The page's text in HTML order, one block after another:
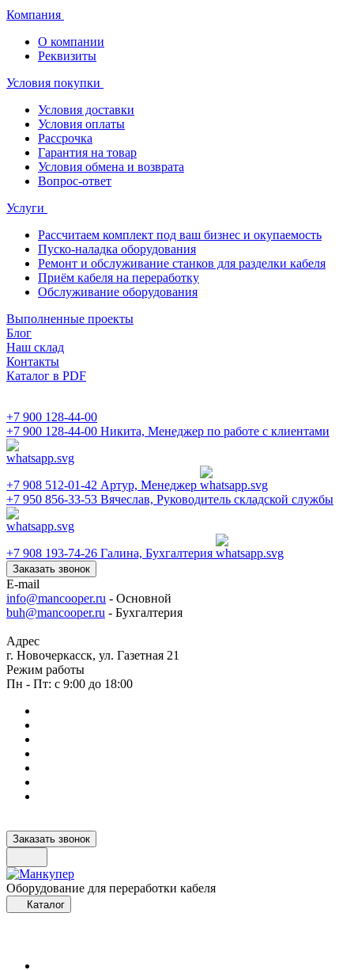
Компания
О компании
Реквизиты
Условия покупки
Условия доставки
Условия оплаты
Рассрочка
Гарантия на товар
Условия обмена и возврата
Вопрос-ответ
Услуги
Рассчитаем комплект под ваш бизнес и окупаемость
Пуско-наладка оборудования
Ремонт и обслуживание станков для разделки кабеля
Приём кабеля на переработку
Обслуживание оборудования
Выполненные проекты
Блог
Наш склад
Контакты
Каталог в PDF
+7 900 128-44-00
+7 900 128-44-00 Никита, Менеджер по работе с клиентами
+7 908 512-01-42 Артур, Менеджер
+7 950 856-33-53 Вячеслав, Руководитель складской службы
+7 908 193-74-26 Галина, Бухгалтерия
Заказать звонок
E-mail
info@mancooper.ru - Основной
buh@mancooper.ru - Бухгалтерия
Адрес
г. Новочеркасск, ул. Газетная 21
Режим работы
Пн - Пт: с 9:00 до 18:00
Заказать звонок
Оборудование для переработки кабеля
Каталог